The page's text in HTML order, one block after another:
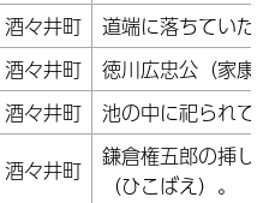
酒々井町
道端に落ちていた
酒々井町
徳川広忠公（家康
酒々井町
池の中に祀られて
酒々井町
鎌倉権五郎の挿し
（ひこばえ）。